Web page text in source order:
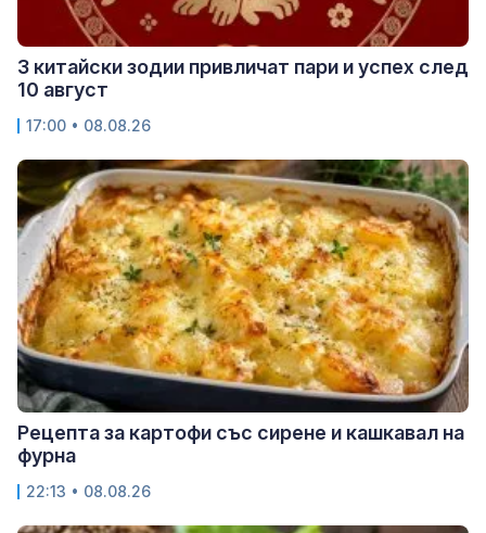
3 китайски зодии привличат пари и успех след
10 август
17:00 • 08.08.26
Рецепта за картофи със сирене и кашкавал на
фурна
22:13 • 08.08.26